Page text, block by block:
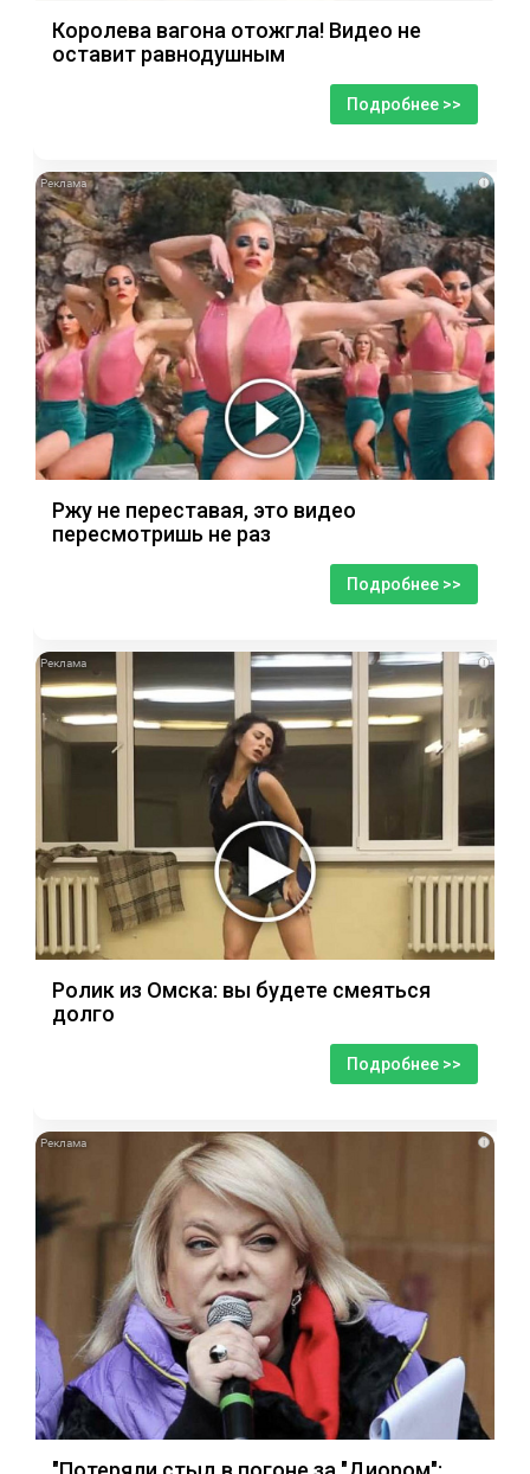
Королева вагона отожгла! Видео не
оставит равнодушным
Подробнее >>
i
Ржу не переставая, это видео
пересмотришь не раз
Подробнее >>
i
Ролик из Омска: вы будете смеяться
долго
Подробнее >>
i